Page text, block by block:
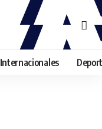
Internacionales